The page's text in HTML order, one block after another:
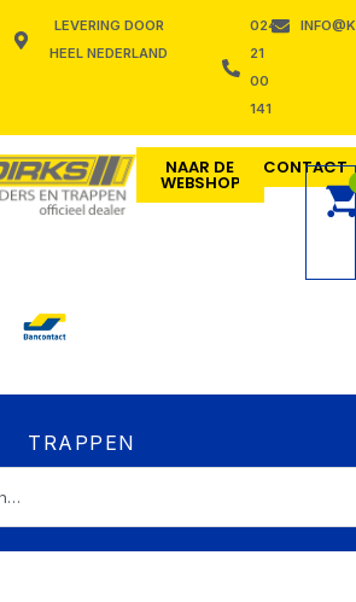
LEVERING DOOR
HEEL NEDERLAND
024
21
00
141
NAAR DE
WEBSHOP
CONTACT
LADDERS
TRAPPEN